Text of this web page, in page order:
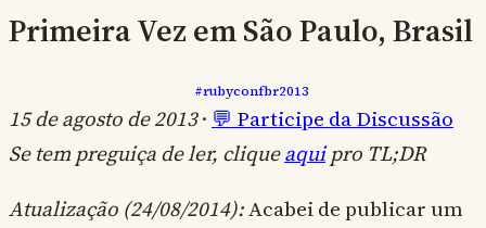
Primeira Vez em São Paulo, Brasil
#rubyconfbr2013
15 de agosto de 2013· 💬 Participe da Discussão
Se tem preguiça de ler, cliqueaquipro TL;DR
Atualização (24/08/2014):Acabei de publicar um